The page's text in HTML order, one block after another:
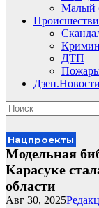
Малый
ДТП
Дзен.Новости
Нацпроекты
Модельная
Карасуке
области
Авг 30, 2025